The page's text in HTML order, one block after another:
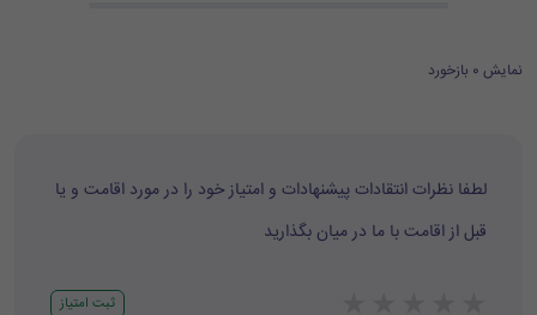
نمایش 0 بازخورد
لطفا نظرات انتقادات پیشنهادات و امتیاز خود را در مورد اقامت و یا
قبل از اقامت با ما در میان بگذارید
ثبت امتیاز